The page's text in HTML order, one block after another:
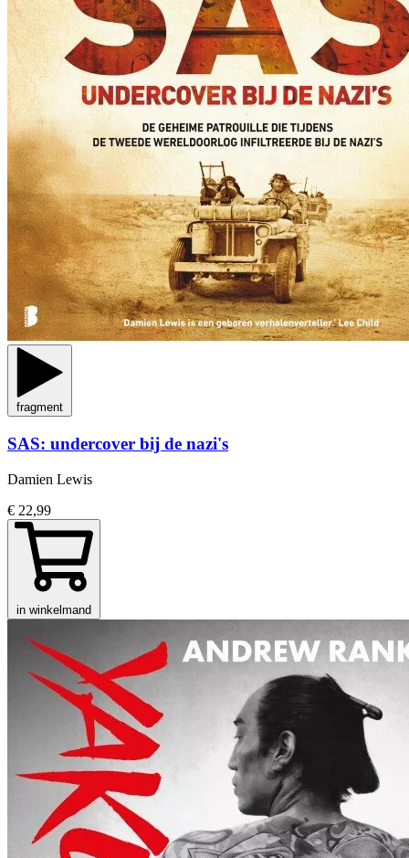
fragment
SAS: undercover bij de nazi's
Damien Lewis
€ 22,99
in winkelmand